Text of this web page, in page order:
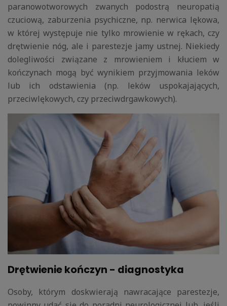
paranowotworowych zwanych podostrą neuropatią
czuciową, zaburzenia psychiczne, np. nerwica lękowa,
w której występuje nie tylko mrowienie w rękach, czy
drętwienie nóg, ale i parestezje jamy ustnej. Niekiedy
dolegliwości związane z mrowieniem i kłuciem w
kończynach mogą być wynikiem przyjmowania leków
lub ich odstawienia (np. leków uspokajających,
przeciwlękowych, czy przeciwdrgawkowych).
Drętwienie kończyn - diagnostyka
Osoby, którym doskwierają nawracające parestezje,